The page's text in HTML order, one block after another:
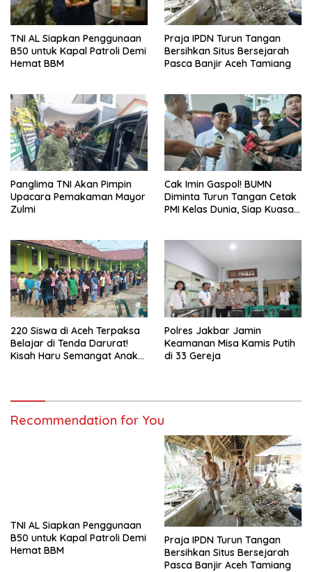
TNI AL Siapkan Penggunaan
B50 untuk Kapal Patroli Demi
Hemat BBM
Praja IPDN Turun Tangan
Bersihkan Situs Bersejarah
Pasca Banjir Aceh Tamiang
Panglima TNI Akan Pimpin
Upacara Pemakaman Mayor
Zulmi
Cak Imin Gaspol! BUMN
Diminta Turun Tangan Cetak
PMI Kelas Dunia, Siap Kuasai
220 Siswa di Aceh Terpaksa
Belajar di Tenda Darurat!
Kisah Haru Semangat Anak-
Polres Jakbar Jamin
Keamanan Misa Kamis Putih
di 33 Gereja
Recommendation for You
TNI AL Siapkan Penggunaan
B50 untuk Kapal Patroli Demi
Hemat BBM
Praja IPDN Turun Tangan
Bersihkan Situs Bersejarah
Pasca Banjir Aceh Tamiang